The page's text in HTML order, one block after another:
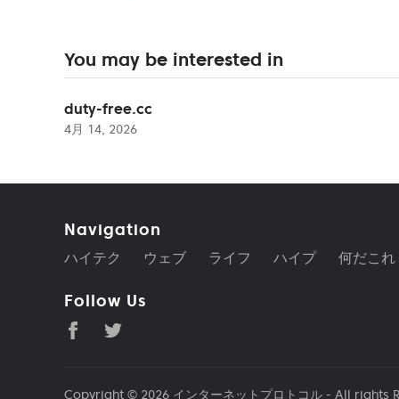
You may be interested in
duty-free.cc
4月 14, 2026
Navigation
ハイテク ウェブ ライフ ハイプ 何だこれ
Follow Us
Copyright © 2026 インターネットプロトコル - All rights